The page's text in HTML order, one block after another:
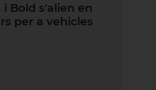
Bold s'alien en
per a vehicles